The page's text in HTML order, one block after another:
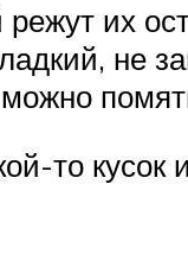
режут их
не
то кусок